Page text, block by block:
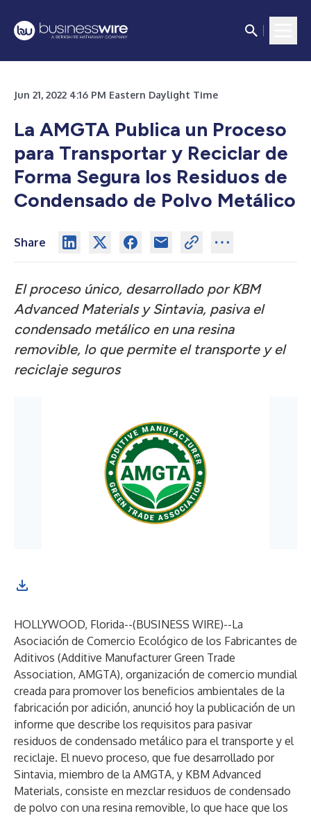
Jun 21, 2022 4:16 PM Eastern Daylight Time
La AMGTA Publica un Proceso
para Transportar y Reciclar de
Forma Segura los Residuos de
Condensado de Polvo Metálico
Share
El proceso único, desarrollado por KBM
Advanced Materials y Sintavia, pasiva el
condensado metálico en una resina
removible, lo que permite el transporte y el
reciclaje seguros
HOLLYWOOD, Florida--(BUSINESS WIRE)--La
Asociación de Comercio Ecológico de los Fabricantes de
Aditivos (Additive Manufacturer Green Trade
Association, AMGTA), organización de comercio mundial
creada para promover los beneficios ambientales de la
fabricación por adición, anunció hoy la publicación de un
informe que describe los requisitos para pasivar
residuos de condensado metálico para el transporte y el
reciclaje. El nuevo proceso, que fue desarrollado por
Sintavia, miembro de la AMGTA, y KBM Advanced
Materials, consiste en mezclar residuos de condensado
de polvo con una resina removible, lo que hace que los